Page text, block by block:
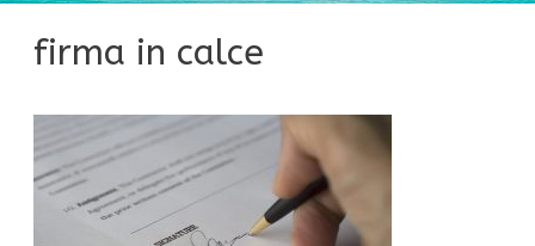
firma in calce